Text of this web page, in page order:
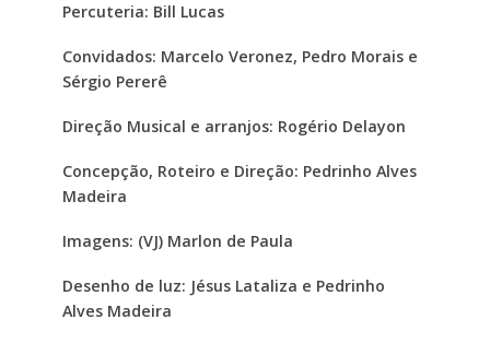
Percuteria: Bill Lucas
Convidados: Marcelo Veronez, Pedro Morais e
Sérgio Pererê
Direção Musical e arranjos: Rogério Delayon
Concepção, Roteiro e Direção: Pedrinho Alves
Madeira
Imagens: (VJ) Marlon de Paula
Desenho de luz: Jésus Lataliza e Pedrinho
Alves Madeira